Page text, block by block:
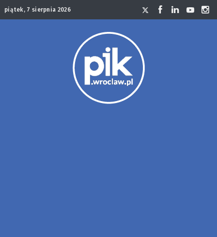
piątek, 7 sierpnia 2026